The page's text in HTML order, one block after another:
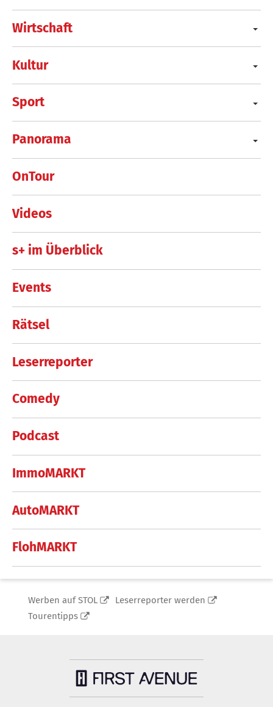
Wirtschaft
Kultur
Sport
Panorama
OnTour
Videos
s+ im Überblick
Events
Rätsel
Leserreporter
Comedy
Podcast
ImmoMARKT
AutoMARKT
FlohMARKT
Werben auf STOL
Leserreporter werden
Tourentipps